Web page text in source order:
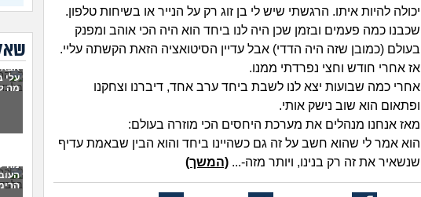
יכולה להיות איתו. הרגשתי שיש לי בן זוג רק על הנייר או בשיחות טלפון.
שכבנו כמה פעמים ובזמן שכן היה לנו ביחד הוא היה הכי אוהב ומפנק
בעולם (כמובן שזה היה הדדי) אבל עדיין הסיטואציה הזאת הקשתה עליי.
אז אחרי חודש וחצי נפרדתי ממנו.
אחרי כמה שבועות יצא לנו לשבת ביחד ערב אחד, דיברנו וצחקנו
ופתאום הוא שוב נישק אותי.
מאז אנחנו מנהלים את מערכת היחסים הכי מוזרה בעולם:
הוא אמר לי שהוא חשב על זה גם כשהיינו ביחד והוא הבין שבאמת עדיף
שנשאיר את זה רק בנינו, ויותר מזה-... (המשך)
בן 33)
עלי
מה
מה